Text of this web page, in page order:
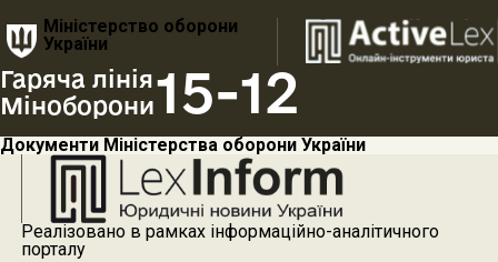
Міністерство оборони
України
Гаряча лінія
Міноборони15-12
Документи Міністерства оборони України
Реалізовано в рамках інформаційно-аналітичного
порталу